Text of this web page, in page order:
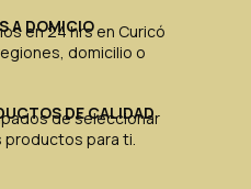
A DOMICIO
en 24 hrs en Curicó
domicilio o
DE CALIDAD
de seleccionar
productos para ti.